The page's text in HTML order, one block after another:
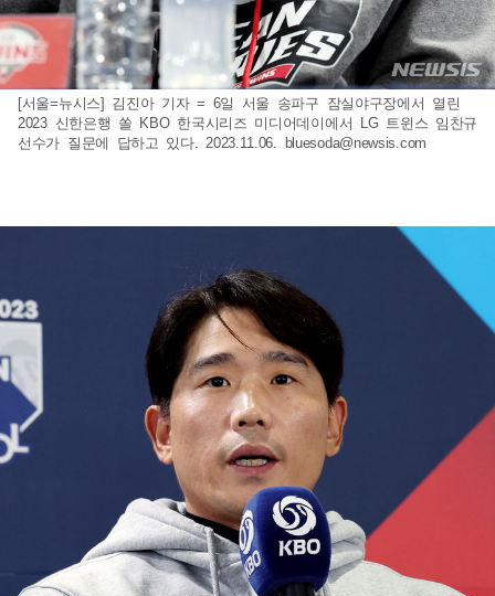
[서울=뉴시스] 김진아 기자 = 6일 서울 송파구 잠실야구장에서 열린
2023 신한은행 쏠 KBO 한국시리즈 미디어데이에서 LG 트윈스 임찬규
선수가 질문에 답하고 있다. 2023.11.06. bluesoda@newsis.com